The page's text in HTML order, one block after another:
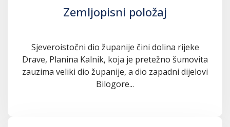
Zemljopisni položaj
Sjeveroistočni dio županije čini dolina rijeke
Drave, Planina Kalnik, koja je pretežno šumovita
zauzima veliki dio županije, a dio zapadni dijelovi
Bilogore...